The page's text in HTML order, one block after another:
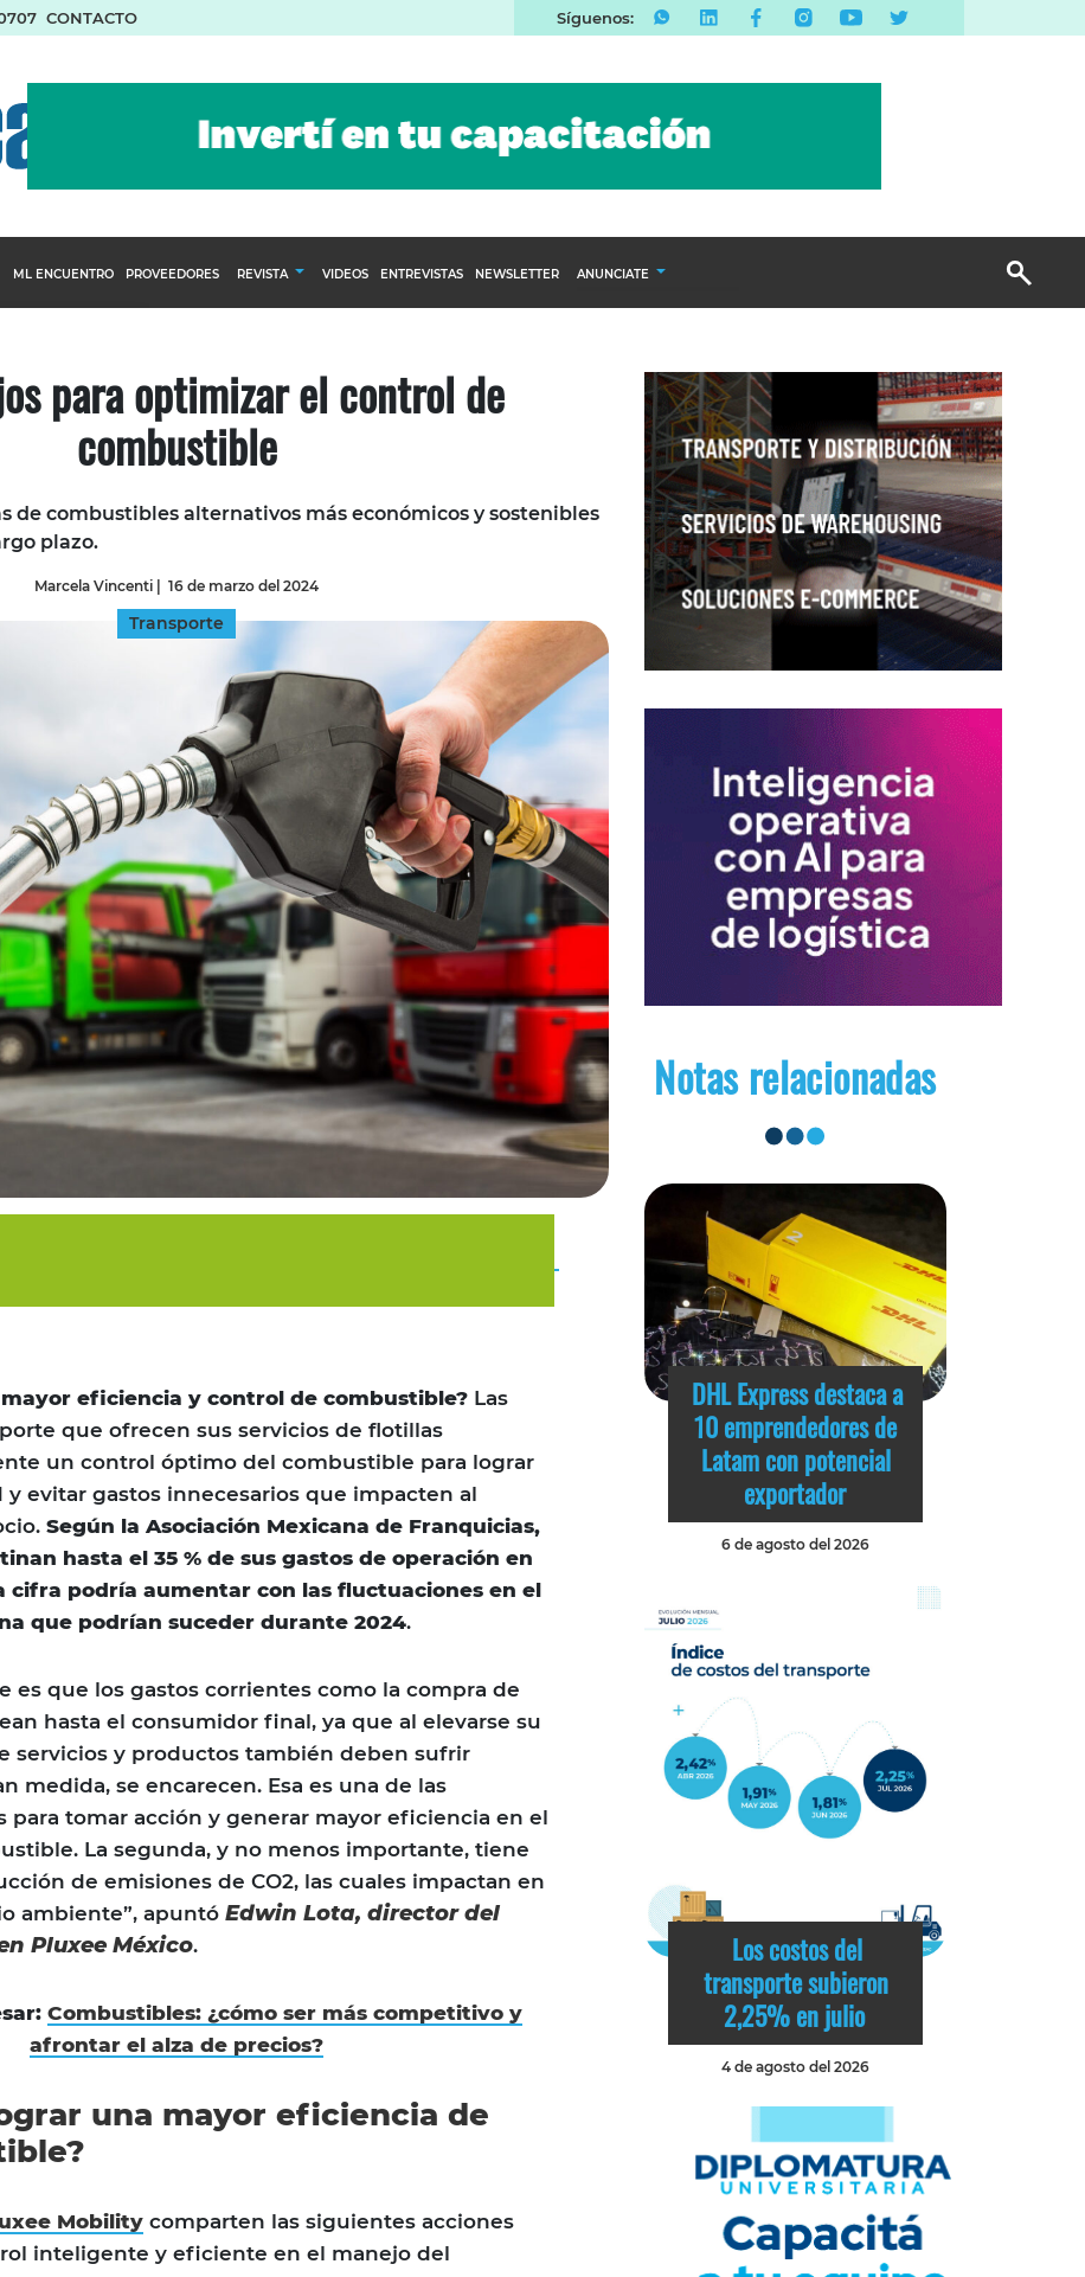
CONTACTO Síguenos:
e inventarios
ML ENCUENTRO PROVEEDORES REVISTA
INGRESAR
VIDEOS ENTREVISTAS NEWSLETTER ANUNCIATE
Email Marketing
Branded Content
Publicidad Revista
para optimizar el control de
combustible
de combustibles alternativos más económicos y sostenibles
plazo.
Marcela Vincenti 16 de marzo del 2024
Transporte
eficiencia y control de combustible? Las
que ofrecen sus servicios de flotillas
un control óptimo del combustible para lograr
evitar gastos innecesarios que impacten al
Según la Asociación Mexicana de Franquicias,
hasta el 35 % de sus gastos de operación en
cifra podría aumentar con las fluctuaciones en el
que podrían suceder durante 2024.
es que los gastos corrientes como la compra de
hasta el consumidor final, ya que al elevarse su
servicios y productos también deben sufrir
medida, se encarecen. Esa es una de las
para tomar acción y generar mayor eficiencia en el
La segunda, y no menos importante, tiene
de emisiones de CO2, las cuales impactan en
ambiente”, apuntó Edwin Lota, director del
Pluxee México.
Combustibles: ¿cómo ser más competitivo y
afrontar el alza de precios?
una mayor eficiencia de
Mobility comparten las siguientes acciones
inteligente y eficiente en el manejo del
Notas relacionadas
DHL Express destaca a
10 emprendedores de
Latam con potencial
exportador
6 de agosto del 2026
Los costos del
transporte subieron
2,25% en julio
4 de agosto del 2026